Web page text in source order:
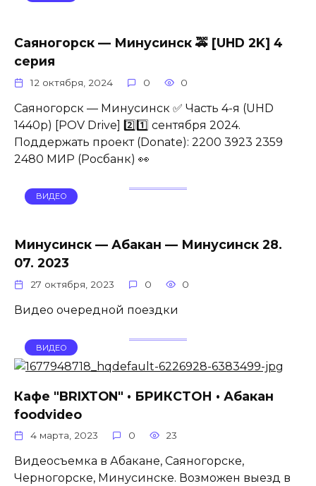
Саяногорск — Минусинск 🚕 [UHD 2K] 4
серия
12 октября, 2024 0 0
Саяногорск — Минусинск ✅ Часть 4-я (UHD
1440p) [POV Drive] 2️⃣1️⃣ сентября 2024.
Поддержать проект (Donate): 2200 3923 2359
2480 МИР (Росбанк) 👀
ВИДЕО
Минусинск — Абакан — Минусинск 28.
07. 2023
27 октября, 2023 0 0
Видео очередной поездки
ВИДЕО
Кафе "BRIXTON" • БРИКСТОН • Абакан
foodvideo
4 марта, 2023 0 23
Видеосъемка в Абакане, Саяногорске,
Черногорске, Минусинске. Возможен выезд в